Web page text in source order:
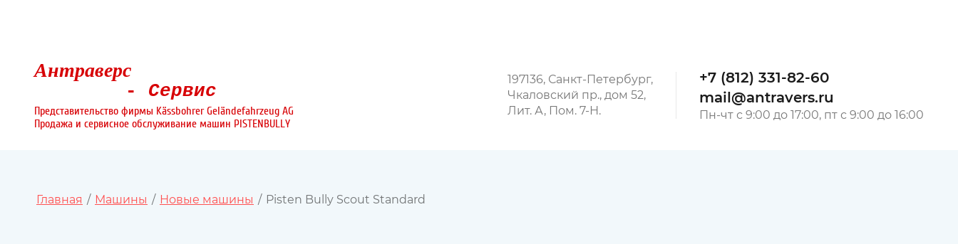
Антраверс
- Сервис
Представительство фирмы Kässbohrer Geländefahrzeug AG
Продажа и сервисное обслуживание машин PISTENBULLY
197136, Санкт-Петербург,
Чкаловский пр., дом 52,
Лит. А, Пом. 7-Н.
+7 (812) 331-82-60
mail@antravers.ru
Пн-чт с 9:00 до 17:00, пт с 9:00 до 16:00
Главная / Машины / Новые машины / Pisten Bully Scout Standard